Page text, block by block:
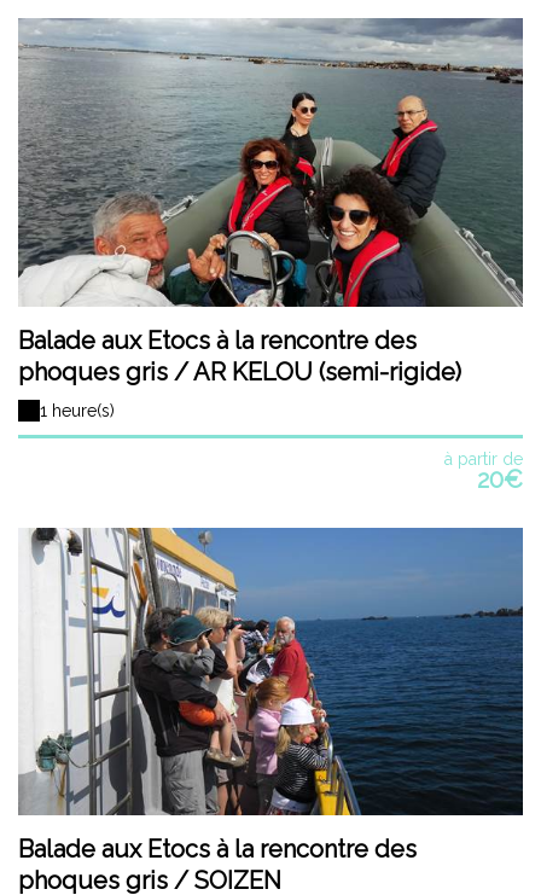
Balade aux Etocs à la rencontre des
phoques gris / AR KELOU (semi-rigide)
1 heure(s)
à partir de
20€
Balade aux Etocs à la rencontre des
phoques gris / SOIZEN